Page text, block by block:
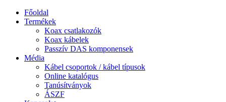
Ugrás
tartalomhoz
Főoldal
Termékek
Koax csatlakozók
Koax kábelek
Passzív DAS komponensek
Média
Kábel csoportok / kábel típusok
Online katalógus
Tanúsítványok
ÁSZF